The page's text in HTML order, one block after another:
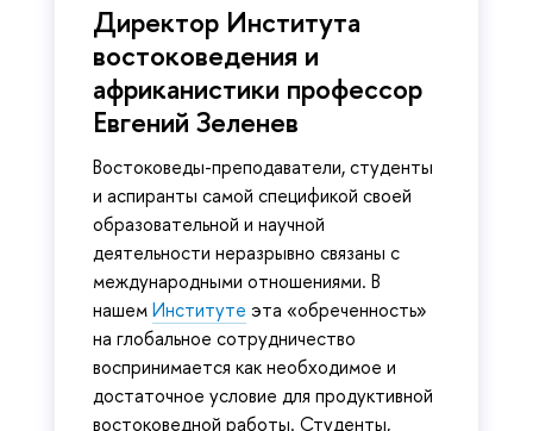
Директор Института
востоковедения и
африканистики профессор
Евгений Зеленев
Востоковеды-преподаватели, студенты
и аспиранты самой спецификой своей
образовательной и научной
деятельности неразрывно связаны с
международными отношениями. В
нашемИнституте эта «обреченность»
на глобальное сотрудничество
воспринимается как необходимое и
достаточное условие для продуктивной
востоковедной работы. Студенты,